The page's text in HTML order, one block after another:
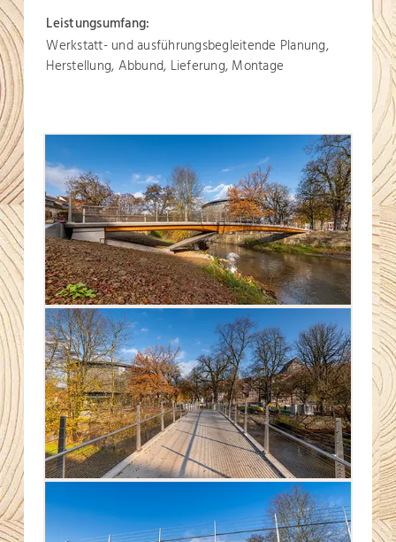
Leistungsumfang:
Werkstatt- und ausführungsbegleitende Planung,
Herstellung, Abbund, Lieferung, Montage